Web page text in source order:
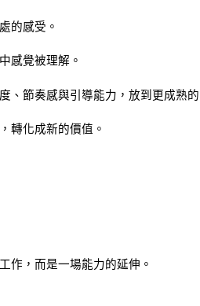
的感受。
感覺被理解。
、節奏感與引導能力，放到更成熟的
轉化成新的價值。
作，而是一場能力的延伸。